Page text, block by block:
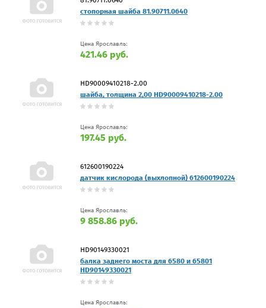
стопорная шайба 81.90711.0640
Цена Ярославль:
421.46 руб.
HD90009410218-2.00
шайба, толщина 2,00 HD90009410218-2.00
Цена Ярославль:
197.45 руб.
612600190224
датчик кислорода (выхлопной) 612600190224
Цена Ярославль:
9 858.86 руб.
HD90149330021
балка заднего моста для 6580 и 65801
HD90149330021
Цена Ярославль: